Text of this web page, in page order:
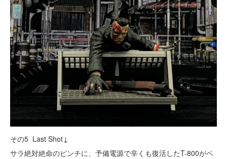
その5 Last Shot↓
サラ絶対絶命のピンチに、予備電源で辛くも復活したT-800がベ